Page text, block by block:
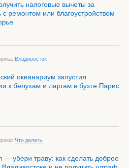
налоговые вычеты за
ремонтом или благоустройством
Владивосток
океанариум запустил
к белухам и ларгам в бухте Парис
Что делать
— убери траву: как сделать доброе